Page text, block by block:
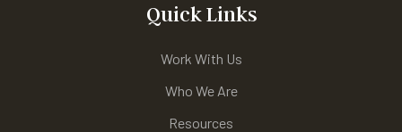
Quick Links
Work With Us
Who We Are
Resources